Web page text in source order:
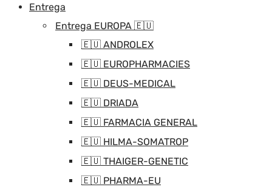
Entrega
Entrega EUROPA 🇪🇺
🇪🇺 ANDROLEX
🇪🇺 EUROPHARMACIES
🇪🇺 DEUS-MEDICAL
🇪🇺 DRIADA
🇪🇺 FARMACIA GENERAL
🇪🇺 HILMA-SOMATROP
🇪🇺 THAIGER-GENETIC
🇪🇺 PHARMA-EU